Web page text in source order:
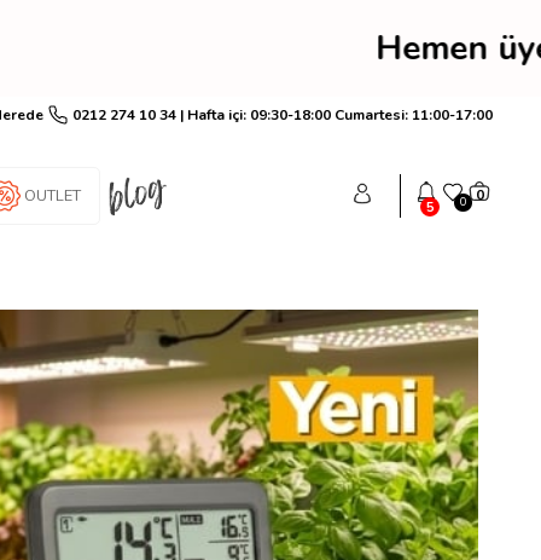
ol anında 250
0212 274 10 34 | Hafta içi: 09:30-18:00 Cumartesi: 11:00-17:00
OUTLET
5 0 0